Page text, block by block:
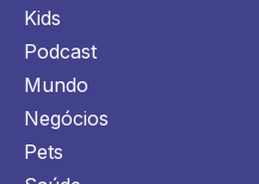
Kids
Podcast
Mundo
Negócios
Pets